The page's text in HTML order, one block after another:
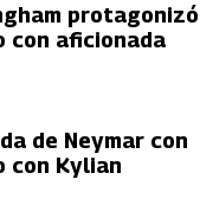
protagonizó
con aficionada
de Neymar con
con Kylian